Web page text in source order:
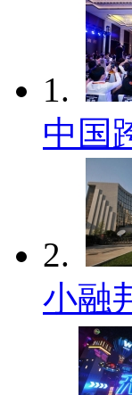
1.
中国
2.
小融